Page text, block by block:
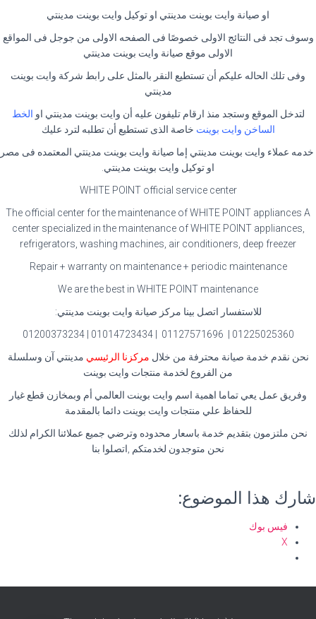
او صيانة وايت بوينت مدينتي او توكيل وايت بوينت مدينتي
وسوف تجد فى النتائج الاولى خصوصًا فى الصفحه الاولى من جوجل فى المواقع
الاولى موقع صيانة وايت بوينت مدينتي
وفى تلك الحاله عليكم أن تستطيع النقر بالمثل على رابط شركة وايت بوينت
مدينتي
لتدخل الموقع وستجد منذ ارقام تليفون عليه أن وايت بوينت مدينتي او الخط
الساخن وايت بوينت خاصة الذى تستطيع أن تطلبه لترد عليك
خدمه عملاء وايت بوينت مدينتي إما صيانة وايت بوينت مدينتي المعتمده فى مصر
او توكيل وايت بوينت مدينتي.
WHITE POINT official service center
The official center for the maintenance of WHITE POINT appliances A
center specialized in the maintenance of WHITE POINT appliances,
refrigerators, washing machines, air conditioners, deep freezer
Repair + warranty on maintenance + periodic maintenance
We are the best in WHITE POINT maintenance
للاستفسار اتصل بينا مركز صيانة وايت بوينت مدينتي:
01225025360 | 01127571696 | 01014723434 | 01200373234
نحن نقدم خدمة صيانة محترفة من خلال مركزنا الرئيسي مدينتي آن وسلسلة
من الفروع لخدمة منتجات وايت بوينت
وفريق عمل يعي تماما اهمية اسم وايت بوينت العالمي أم وبمخازن قطع غيار
للحفاظ علي منتجات وايت بوينت دائما بالمقدمة
نحن ملتزمون بتقديم خدمة باسعار محدوده وترضي جميع عملائنا الكرام لذلك
نحن متوجدون لخدمتكم ,اتصلوا بنا
شارك هذا الموضوع:
فيس بوك
X